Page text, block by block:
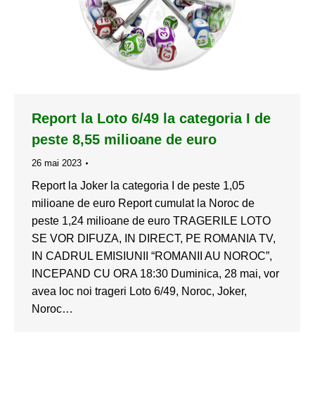
Report la Loto 6/49 la categoria I de
peste 8,55 milioane de euro
26 mai 2023
Report la Joker la categoria I de peste 1,05
milioane de euro Report cumulat la Noroc de
peste 1,24 milioane de euro TRAGERILE LOTO
SE VOR DIFUZA, IN DIRECT, PE ROMANIA TV,
IN CADRUL EMISIUNII “ROMANII AU NOROC”,
INCEPAND CU ORA 18:30 Duminica, 28 mai, vor
avea loc noi trageri Loto 6/49, Noroc, Joker,
Noroc…